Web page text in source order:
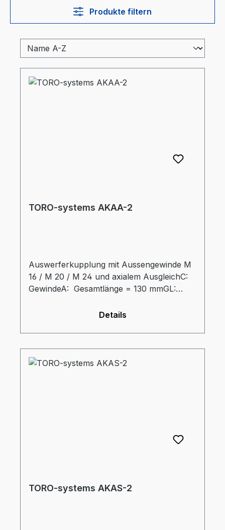
Produkte filtern
TORO-systems AKAA-2
Auswerferkupplung mit Aussengewinde M
16 / M 20 / M 24 und axialem AusgleichC:
GewindeA: Gesamtlänge = 130 mmGL:
Aussendurchmesser = 60 mmdz:
Eintauchtiefe Zapfen = 34 mm
Details
TORO-systems AKAS-2